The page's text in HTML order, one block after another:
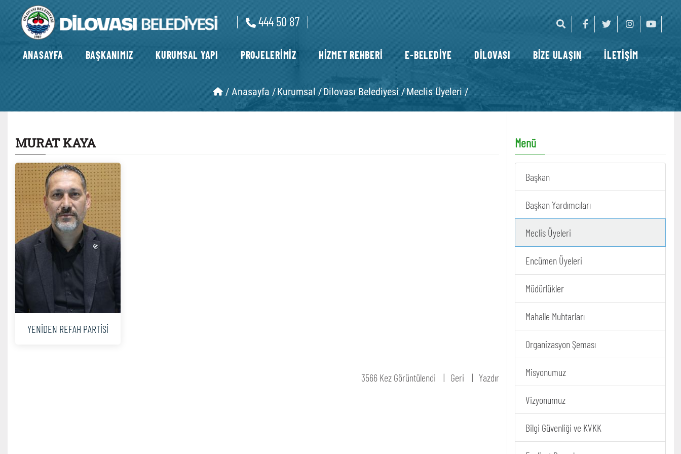
444 50 87
ANASAYFA BAŞKANIMIZ KURUMSAL YAPI PROJELERİMİZ HİZMET REHBERİ E-BELEDİYE DİLOVASI BİZE ULAŞIN İLETİŞİM
/Anasayfa /Kurumsal /Dilovası Belediyesi /Meclis Üyeleri /
MURAT KAYA
YENİDEN REFAH PARTİSİ
3566 Kez Görüntülendi Geri Yazdır
Menü
Başkan
Başkan Yardımcıları
Meclis Üyeleri
Encümen Üyeleri
Müdürlükler
Mahalle Muhtarları
Organizasyon Şeması
Misyonumuz
Vizyonumuz
Bilgi Güvenliği ve KVKK